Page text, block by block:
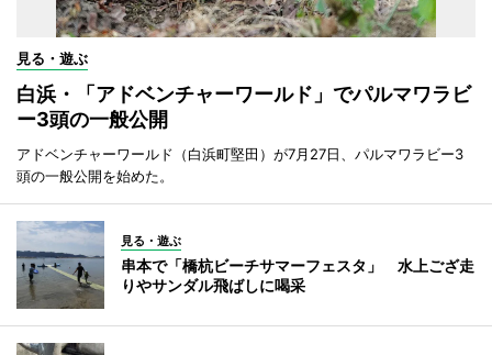
見る・遊ぶ
白浜・「アドベンチャーワールド」でパルマワラビ
ー3頭の一般公開
アドベンチャーワールド（白浜町堅田）が7月27日、パルマワラビー3
頭の一般公開を始めた。
見る・遊ぶ
串本で「橋杭ビーチサマーフェスタ」 水上ござ走
りやサンダル飛ばしに喝采